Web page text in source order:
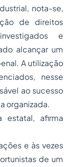
nota-se,
de direitos
e
alcançar um
A utilização
nesse
ao sucesso
organizada.
estatal, afirma
e às vezes
de um